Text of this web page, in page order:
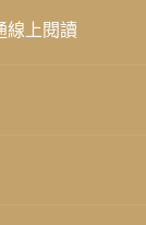
線上閱讀